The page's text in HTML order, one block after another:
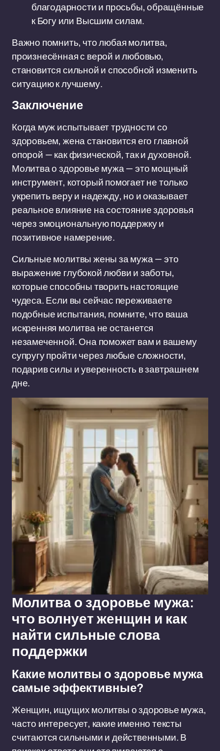
благодарности и просьбы, обращённые
к Богу или Высшим силам.
Важно помнить, что любая молитва,
произнесённая с верой и любовью,
становится сильной и способной изменить
ситуацию к лучшему.
Заключение
Когда муж испытывает трудности со
здоровьем, жена становится его главной
опорой — как физической, так и духовной.
Молитва о здоровье мужа — это мощный
инструмент, который помогает не только
укрепить веру и надежду, но и оказывает
реальное влияние на состояние здоровья
через эмоциональную поддержку и
позитивное намерение.
Сильные молитвы жены за мужа — это
выражение глубокой любви и заботы,
которые способны творить настоящие
чудеса. Если вы сейчас переживаете
подобные испытания, помните, что ваша
искренняя молитва не останется
незамеченной. Она поможет вам и вашему
супругу пройти через любые сложности,
подарив силы и уверенность в завтрашнем
дне.
Молитва о здоровье мужа:
что волнует женщин и как
найти сильные слова
поддержки
Какие молитвы о здоровье мужа
самые эффективные?
Женщин, ищущих молитвы о здоровье мужа,
часто интересует, какие именно тексты
считаются сильными и действенными. В